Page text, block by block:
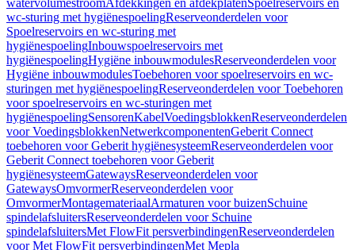
watervolumestroomAfdekkingen en afdekplatenSpoelreservoirs en
wc-sturing met hygiënespoelingReserveonderdelen voor
Spoelreservoirs en wc-sturing met
hygiënespoelingInbouwspoelreservoirs met
hygiënespoelingHygiëne inbouwmodulesReserveonderdelen voor
Hygiëne inbouwmodulesToebehoren voor spoelreservoirs en wc-
sturingen met hygiënespoelingReserveonderdelen voor Toebehoren
voor spoelreservoirs en wc-sturingen met
hygiënespoelingSensorenKabelVoedingsblokkenReserveonderdelen
voor VoedingsblokkenNetwerkcomponentenGeberit Connect
toebehoren voor Geberit hygiënesysteemReserveonderdelen voor
Geberit Connect toebehoren voor Geberit
hygiënesysteemGatewaysReserveonderdelen voor
GatewaysOmvormerReserveonderdelen voor
OmvormerMontagemateriaalArmaturen voor buizenSchuine
spindelafsluitersReserveonderdelen voor Schuine
spindelafsluitersMet FlowFit persverbindingenReserveonderdelen
voor Met FlowFit persverbindingenMet Mepla